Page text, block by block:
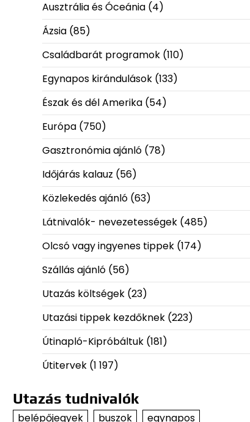
Ausztrália és Óceánia(4)
Ázsia(85)
Családbarát programok(110)
Egynapos kirándulások(133)
Észak és dél Amerika(54)
Európa(750)
Gasztronómia ajánló(78)
Időjárás kalauz (56)
Közlekedés ajánló(63)
Látnivalók- nevezetességek(485)
Olcsó vagy ingyenes tippek(174)
Szállás ajánló(56)
Utazás költségek(23)
Utazási tippek kezdőknek(223)
Útinapló-Kipróbáltuk(181)
Útitervek(1 197)
Utazás tudnivalók
belépőjegyek buszok egynapos